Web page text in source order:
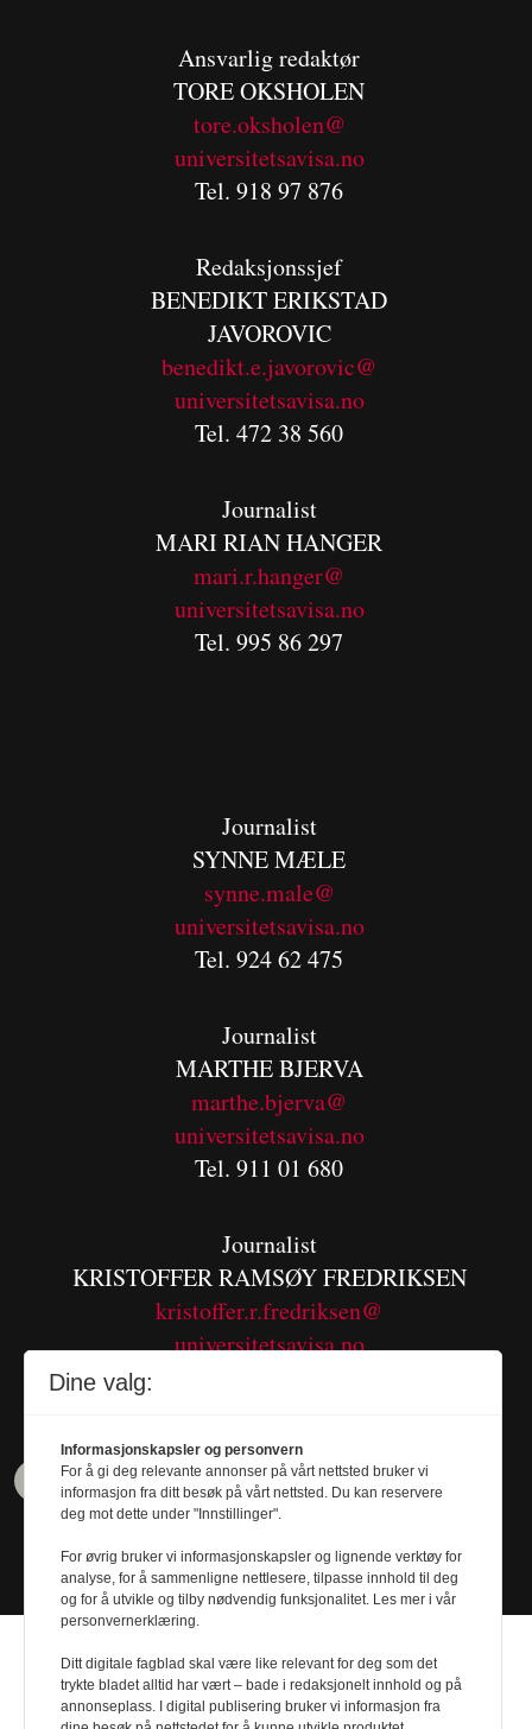
Ansvarlig redaktør
TORE OKSHOLEN
tore.oksholen@
universitetsavisa.no
Tel. 918 97 876
Redaksjonssjef
BENEDIKTERIKSTAD
JAVOROVIC
benedikt.e.javorovic@
universitetsavisa.no
Tel. 472 38 560
Journalist
MARI RIAN HANGER
mari.r.hanger@
universitetsavisa.no
Tel. 995 86 297
Journalist
SYNNE MÆLE
synne.male@
universitetsavisa.no
Tel. 924 62 475
Journalist
MARTHE BJERVA
marthe.bjerva@
universitetsavisa.no
Tel. 911 01 680
Journalist
KRISTOFFER RAMSØY FREDRIKSEN
kristoffer.r.fredriksen@
universitetsavisa.no
Dine valg:
Informasjonskapsler og personvern
For å gi deg relevante annonser på vårt nettsted bruker vi
informasjon fra ditt besøk på vårt nettsted. Du kan reservere
deg mot dette under "Innstillinger".
For øvrig bruker vi informasjonskapsler og lignende verktøy for
analyse, for å sammenligne nettlesere, tilpasse innhold til deg
og for å utvikle og tilby nødvendig funksjonalitet. Les mer i vår
personvernerklæring.
Ditt digitale fagblad skal være like relevant for deg som det
trykte bladet alltid har vært – bade i redaksjonelt innhold og på
annonseplass. I digital publisering bruker vi informasjon fra